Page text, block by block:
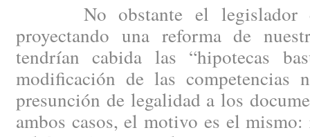
No obstante el legislador
proyectando una reforma de
tendrían cabida las “hipotecas
modificación de las competencias
presunción de legalidad a los
ambos casos, el motivo es el